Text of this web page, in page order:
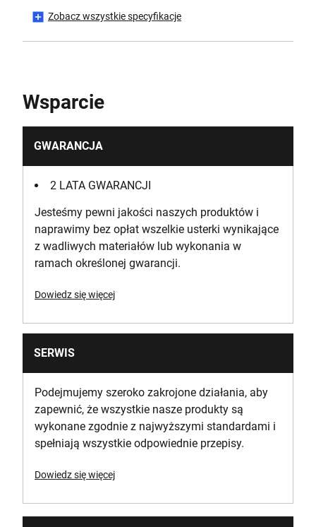
No
Is Battery Included?
10
Wydajność wiercenia (drewno)
25
40
Number of Cutting Positions
11
Materiał aplikacyjny
Zobacz wszystkie specyfikacje
Wsparcie
GWARANCJA
2 LATA GWARANCJI
Jesteśmy pewni jakości naszych produktów i
naprawimy bez opłat wszelkie usterki wynikające
z wadliwych materiałów lub wykonania w
ramach określonej gwarancji.
Dowiedz się więcej
SERWIS
Podejmujemy szeroko zakrojone działania, aby
zapewnić, że wszystkie nasze produkty są
wykonane zgodnie z najwyższymi standardami i
spełniają wszystkie odpowiednie przepisy.
Dowiedz się więcej